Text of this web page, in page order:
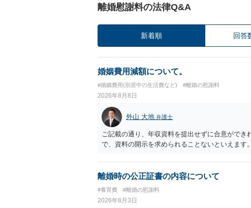
離婚慰謝料の法律Q&A
新着順 回答
婚姻費用減額について。
#婚姻費用(別居中の生活費など) #離婚の慰謝料
2026年8月8日
外山 大地 弁護士
ご記載の通り、年収資料を提出せずに合意がで
で、資料の開示を求められることないといえます。
離婚時の公正証書の内容について
#養育費 #離婚の慰謝料
2026年8月3日